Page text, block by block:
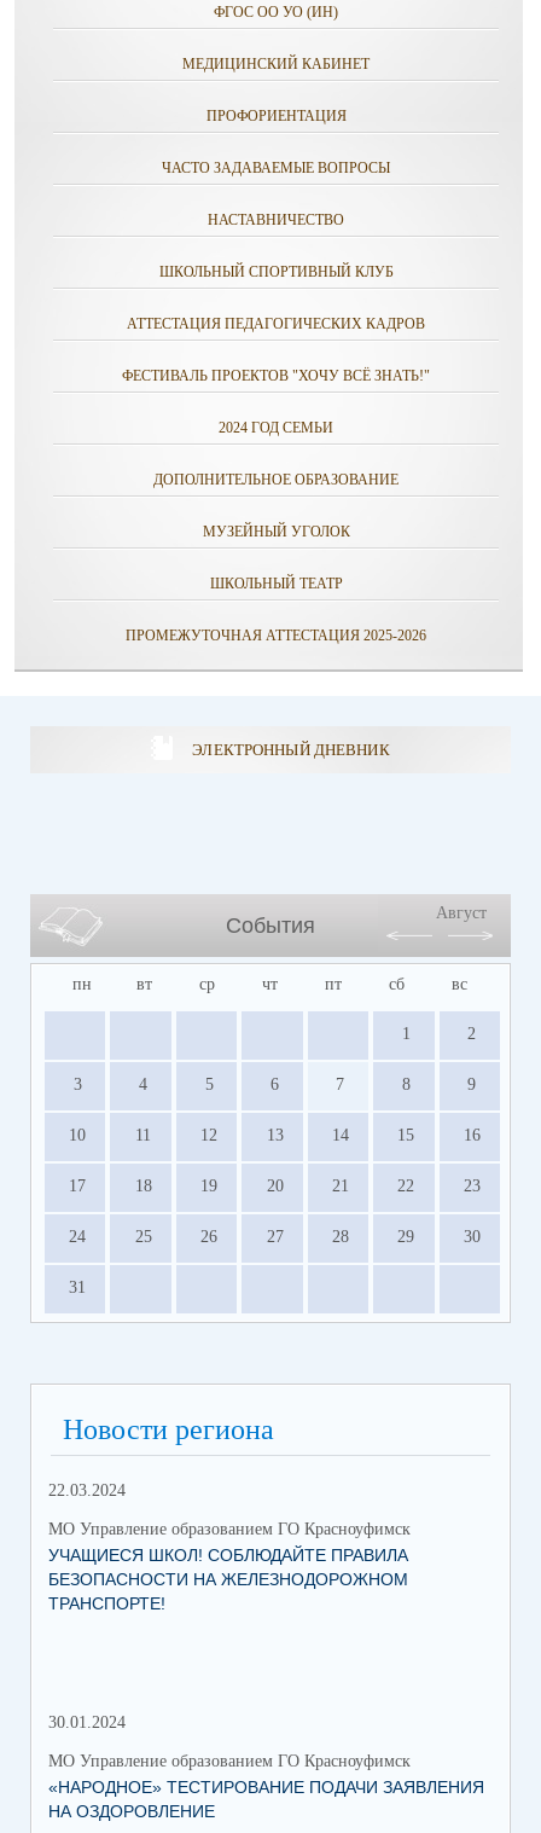
ФГОС ОО УО (ИН)
МЕДИЦИНСКИЙ КАБИНЕТ
ПРОФОРИЕНТАЦИЯ
ЧАСТО ЗАДАВАЕМЫЕ ВОПРОСЫ
НАСТАВНИЧЕСТВО
ШКОЛЬНЫЙ СПОРТИВНЫЙ КЛУБ
АТТЕСТАЦИЯ ПЕДАГОГИЧЕСКИХ КАДРОВ
ФЕСТИВАЛЬ ПРОЕКТОВ "ХОЧУ ВСЁ ЗНАТЬ!"
2024 ГОД СЕМЬИ
ДОПОЛНИТЕЛЬНОЕ ОБРАЗОВАНИЕ
МУЗЕЙНЫЙ УГОЛОК
ШКОЛЬНЫЙ ТЕАТР
ПРОМЕЖУТОЧНАЯ АТТЕСТАЦИЯ 2025-2026
ЭЛЕКТРОННЫЙ ДНЕВНИК
События
Август
пн вт ср чт пт сб вс
1 2
3 4 5 6 7 8 9
10 11 12 13 14 15 16
17 18 19 20 21 22 23
24 25 26 27 28 29 30
31
Новости региона
22.03.2024
МО Управление образованием ГО Красноуфимск
УЧАЩИЕСЯ ШКОЛ! СОБЛЮДАЙТЕ ПРАВИЛА
БЕЗОПАСНОСТИ НА ЖЕЛЕЗНОДОРОЖНОМ
ТРАНСПОРТЕ!
30.01.2024
МО Управление образованием ГО Красноуфимск
«НАРОДНОЕ» ТЕСТИРОВАНИЕ ПОДАЧИ ЗАЯВЛЕНИЯ
НА ОЗДОРОВЛЕНИЕ